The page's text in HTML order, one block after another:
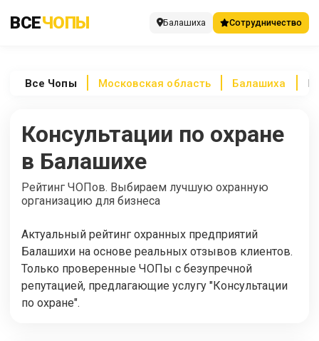
ВСЕЧОПЫ Балашиха Сотрудничество
Все Чопы Московская область Балашиха
Консультации по охране
в Балашихе
Рейтинг ЧОПов. Выбираем лучшую охранную
организацию для бизнеса
Актуальный рейтинг охранных предприятий
Балашихи на основе реальных отзывов клиентов.
Только проверенные ЧОПы с безупречной
репутацией, предлагающие услугу "Консультации
по охране".